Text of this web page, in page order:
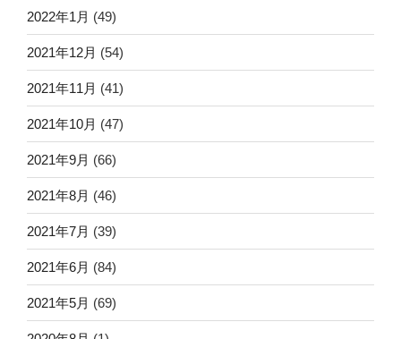
2022年1月 (49)
2021年12月 (54)
2021年11月 (41)
2021年10月 (47)
2021年9月 (66)
2021年8月 (46)
2021年7月 (39)
2021年6月 (84)
2021年5月 (69)